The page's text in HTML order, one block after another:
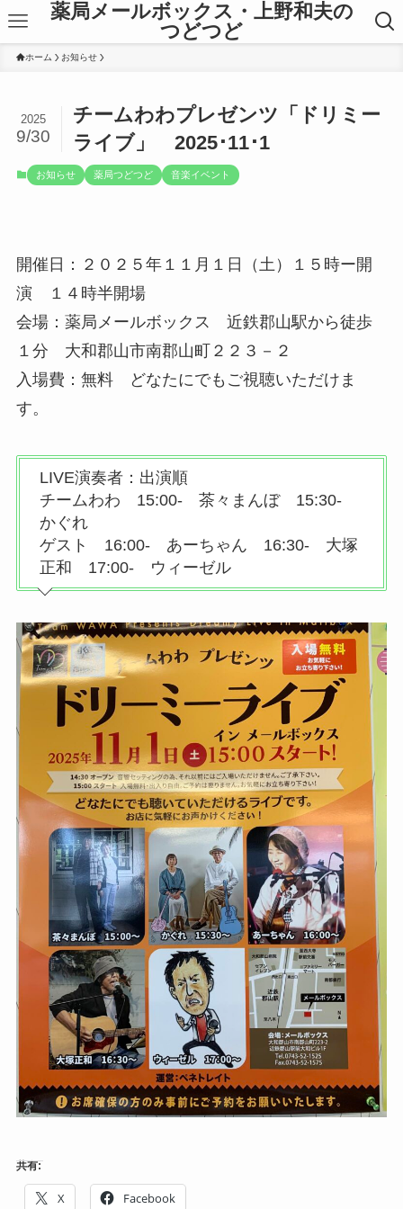
薬局メールボックス・上野和夫の
つどつど
ホーム お知らせ
チームわわプレゼンツ「ドリミー
ライブ」 2025･11･1
2025
9/30
お知らせ 薬局つどつど 音楽イベント
開催日：２０２５年１１月１日（土）１５時ー開
演 １４時半開場
会場：薬局メールボックス 近鉄郡山駅から徒歩
１分 大和郡山市南郡山町２２３－２
入場費：無料 どなたにでもご視聴いただけま
す。
LIVE演奏者：出演順
チームわわ 15:00- 茶々まんぼ 15:30-
かぐれ
ゲスト 16:00- あーちゃん 16:30- 大塚
正和 17:00- ウィーゼル
共有:
X Facebook